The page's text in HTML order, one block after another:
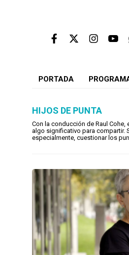
PORTADA
HIJOS DE PUNTA
Con la conducción de Raul
algo significativo para compartir.
especialmente, cuestionar los